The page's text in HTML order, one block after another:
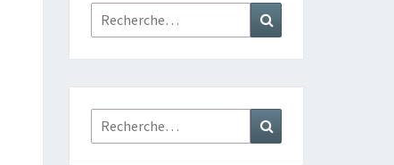
Rechercher :
Rechercher :